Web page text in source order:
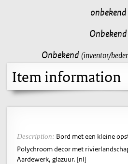
onbekend
Onbekend
Onbekend (inventor/
Item information
Description: Bord met een kleine
Polychroom decor met
Aardewerk, glazuur. [nl]